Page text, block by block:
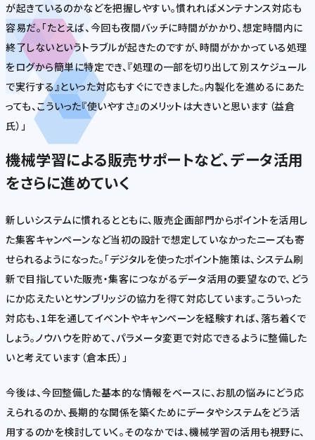
が起きているのかなどを把握しやすい。慣れればメンテナンス対応も
容易だ。「たとえば、今回も夜間バッチに時間がかかり、想定時間内に
終了しないというトラブルが起きたのですが、時間がかかっている処理
をログから簡単に特定でき、『処理の一部を切り出して別スケジュール
で実行する』といった対応もすぐにできました。内製化を進めるにあた
っても、こういった『使いやすさ』のメリットは大きいと思います（益倉
氏）」
機械学習による販売サポートなど、データ活用
をさらに進めていく
新しいシステムに慣れるとともに、販売企画部門からポイントを活用し
た集客キャンペーンなど当初の設計で想定していなかったニーズも寄
せられるようになった。「デジタルを使ったポイント施策は、システム刷
新で目指していた販売・集客につながるデータ活用の要望なので、どう
にか応えたいとサンブリッジの協力を得て対応しています。こういった
対応も、1年を通してイベントやキャンペーンを経験すれば、落ち着くで
しょう。ノウハウを貯めて、パラメータ変更で対応できるように整備した
いと考えています（倉本氏）」
今後は、今回整備した基本的な情報をベースに、お肌の悩みにどう応
えられるのか、長期的な関係を築くためにデータやシステムをどう活
用するのかを検討していく。そのなかでは、機械学習の活用も視野に、